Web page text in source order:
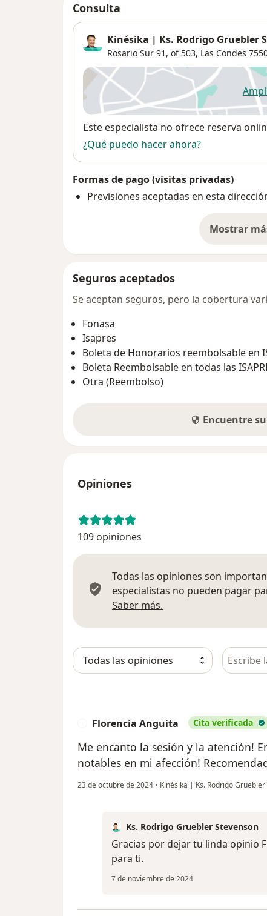
Consulta
Kinésika | Ks. Rodrigo Gruebler
Rosario Sur 91, of 503, Las Condes
Disponibilidad
Este especialista no ofrece reserva
¿Qué puedo hacer ahora?
Formas de pago (visitas privadas)
Previsiones aceptadas en esta
Mostrar
Seguros aceptados
Se aceptan seguros, pero la cobertura
Fonasa
Isapres
Boleta de Honorarios reembolsable en
Boleta Reembolsable en todas las
Otra (Reembolso)
Encuentre
Opiniones
109 opiniones
Todas las opiniones son
especialistas no pueden pagar
Saber más.
Busca en
Florencia Anguita Cita verificada
Me encanto la sesión y la atención!
notables en mi afección!
23 de octubre de 2024 • Kinésika | Ks. Rodrigo
Ks. Rodrigo Gruebler Stevenson
Gracias por dejar tu linda opinio
para ti.
7 de noviembre de 2024